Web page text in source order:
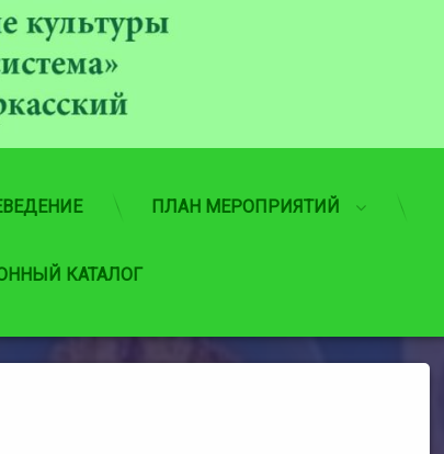
ПЛАН МЕРОПРИЯТИЙ
КАТАЛОГ